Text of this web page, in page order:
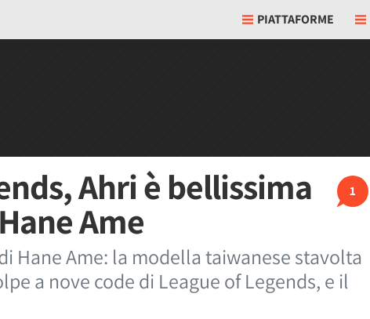
PIATTAFORME
1
Ahri è bellissima
Ame
Hane Ame: la modella taiwanese stavolta
a nove code di League of Legends, e il